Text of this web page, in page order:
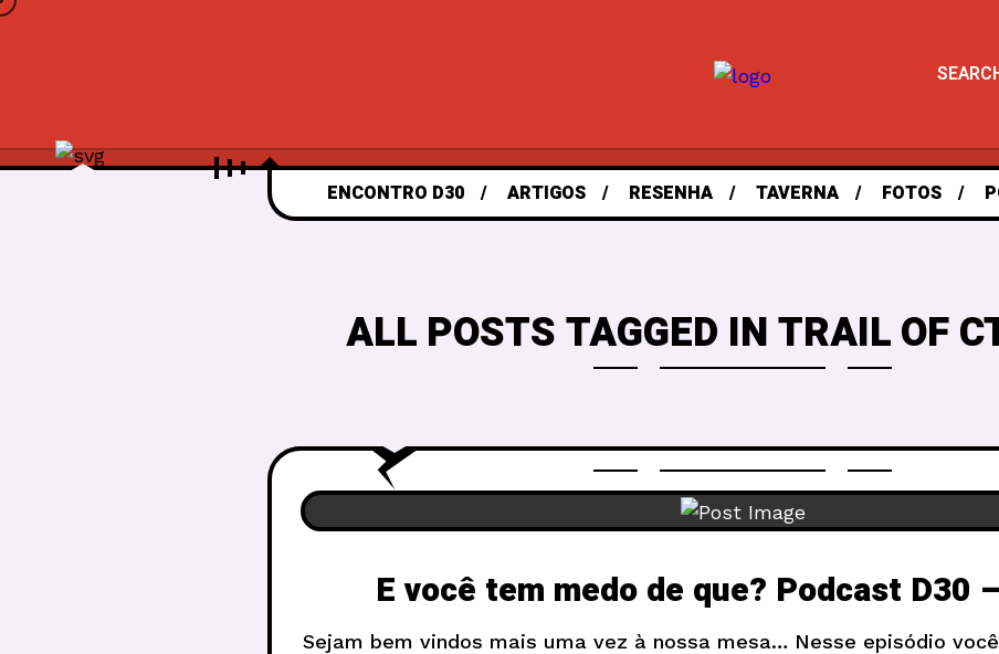
ENCONTRO D30 ARTIGOS RESENHA TAVERNA FOTOS
ALL POSTS TAGGED IN TRAIL OF
E você tem medo de que? Podcast D30
Sejam bem vindos mais uma vez à nossa mesa… Nesse episódio